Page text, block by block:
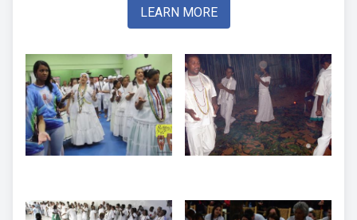
LEARN MORE